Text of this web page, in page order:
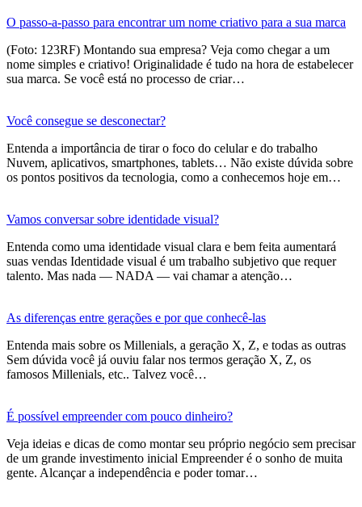
O passo-a-passo para encontrar um nome criativo para a sua marca
(Foto: 123RF) Montando sua empresa? Veja como chegar a um
nome simples e criativo! Originalidade é tudo na hora de estabelecer
sua marca. Se você está no processo de criar…
Você consegue se desconectar?
Entenda a importância de tirar o foco do celular e do trabalho
Nuvem, aplicativos, smartphones, tablets… Não existe dúvida sobre
os pontos positivos da tecnologia, como a conhecemos hoje em…
Vamos conversar sobre identidade visual?
Entenda como uma identidade visual clara e bem feita aumentará
suas vendas Identidade visual é um trabalho subjetivo que requer
talento. Mas nada — NADA — vai chamar a atenção…
As diferenças entre gerações e por que conhecê-las
Entenda mais sobre os Millenials, a geração X, Z, e todas as outras
Sem dúvida você já ouviu falar nos termos geração X, Z, os
famosos Millenials, etc.. Talvez você…
É possível empreender com pouco dinheiro?
Veja ideias e dicas de como montar seu próprio negócio sem precisar
de um grande investimento inicial Empreender é o sonho de muita
gente. Alcançar a independência e poder tomar…